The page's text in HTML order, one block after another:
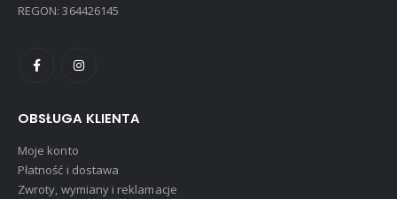
REGON: 364426145
OBSŁUGA KLIENTA
Moje konto
Płatność i dostawa
Zwroty, wymiany i reklamacje